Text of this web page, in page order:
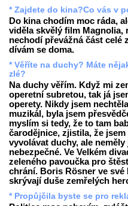
* Zajdete do kina?Co vás v
Do kina chodím moc ráda,
viděla skvělý film Magnolia,
nechodí převážná část celé
dívám se doma.
* Věříte na duchy? Máte
zlé?
Na duchy věřím. Když mi
operetní subretou, tak já
operety. Nikdy jsem
muzikál, byla jsem
myslím si tedy, že to tam
čarodějnice, zjistila, že
vyvolávat duchy, ale
nebezpečné. Ve Velkém
zeleného pavoučka pro
chrání. Boris Rösner ve
skrývají duše zemřelých
* Propůjčila byste se pro